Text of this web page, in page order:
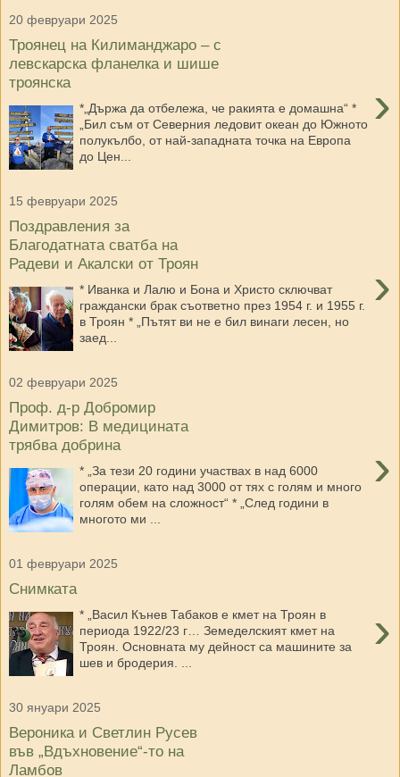
20 февруари 2025
Троянец на Килиманджаро – с
левскарска фланелка и шише
троянска
›
*„Държа да отбележа, че ракията е домашна“ *
„Бил съм от Северния ледовит океан до Южното
полукълбо, от най-западната точка на Европа
до Цен...
15 февруари 2025
Поздравления за
Благодатната сватба на
Радеви и Акалски от Троян
›
* Иванка и Лалю и Бона и Христо сключват
граждански брак съответно през 1954 г. и 1955 г.
в Троян * „Пътят ви не е бил винаги лесен, но
заед...
02 февруари 2025
Проф. д-р Добромир
Димитров: В медицината
трябва добрина
›
* „За тези 20 години участвах в над 6000
операции, като над 3000 от тях с голям и много
голям обем на сложност“ * „След години в
многото ми ...
01 февруари 2025
Снимката
›
* „Васил Кънев Табаков е кмет на Троян в
периода 1922/23 г… Земеделският кмет на
Троян. Основната му дейност са машините за
шев и бродерия. ...
30 януари 2025
Вероника и Светлин Русев
във „Вдъхновение“-то на
Ламбов